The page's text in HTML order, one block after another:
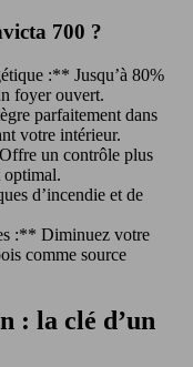
700 ?
:** Jusqu’à 80%
foyer ouvert.
parfaitement dans
votre intérieur.
un contrôle plus
optimal.
d’incendie et de
:** Diminuez votre
comme source
: la clé d’un